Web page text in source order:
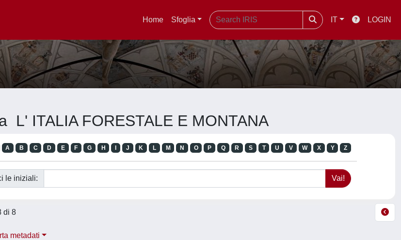
Home Sfoglia IT LOGIN
L' ITALIA FORESTALE E MONTANA
A B C D E F G H J K L M N O P Q R S T U V W X Y Z
le iniziali:
di 8
metadati